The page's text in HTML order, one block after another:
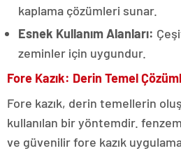
kaplama çözümleri sunar.
Esnek Kullanım Alanları:
zeminler için uygundur.
Fore Kazık: Derin Temel
Fore kazık, derin temellerin
kullanılan bir yöntemdir.
ve güvenilir fore kazık